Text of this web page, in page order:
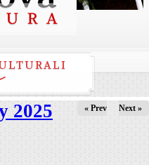
2025 « Prev Next »